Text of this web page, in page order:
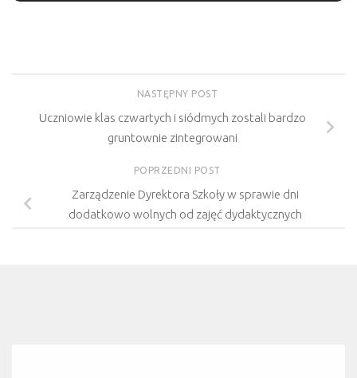
NASTĘPNY POST
Uczniowie klas czwartych i siódmych zostali bardzo
gruntownie zintegrowani
POPRZEDNI POST
Zarządzenie Dyrektora Szkoły w sprawie dni
dodatkowo wolnych od zajęć dydaktycznych